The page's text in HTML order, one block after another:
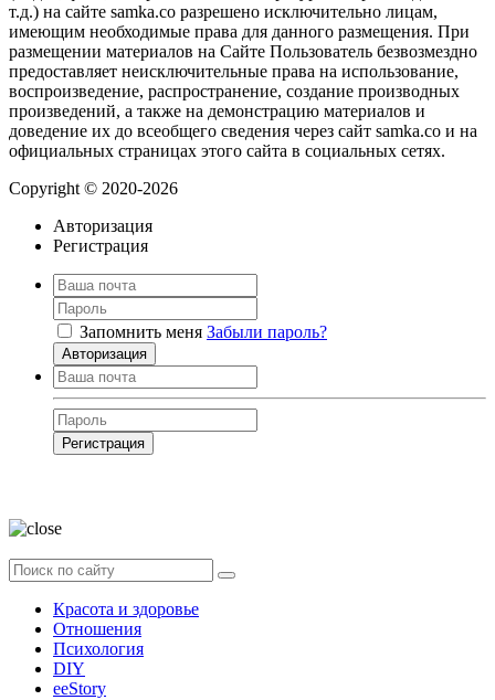
т.д.) на сайте samka.co разрешено исключительно лицам,
имеющим необходимые права для данного размещения. При
размещении материалов на Сайте Пользователь безвозмездно
предоставляет неисключительные права на использование,
воспроизведение, распространение, создание производных
произведений, а также на демонстрацию материалов и
доведение их до всеобщего сведения через сайт samka.co и на
официальных страницах этого сайта в социальных сетях.
Copyright © 2020-2026
Авторизация
Регистрация
Запомнить меня Забыли пароль?
Авторизация
Регистрация
Красота и здоровье
Отношения
Психология
DIY
ееStory